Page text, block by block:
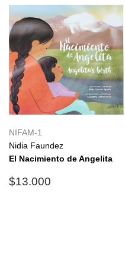
NIFAM-1
Nidia Faundez
El Nacimiento de Angelita
Precio
$13.000